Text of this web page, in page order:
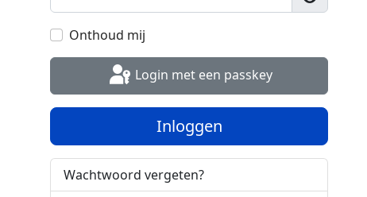
Toon
Onthoud mij
Login met een passkey
Inloggen
Wachtwoord vergeten?